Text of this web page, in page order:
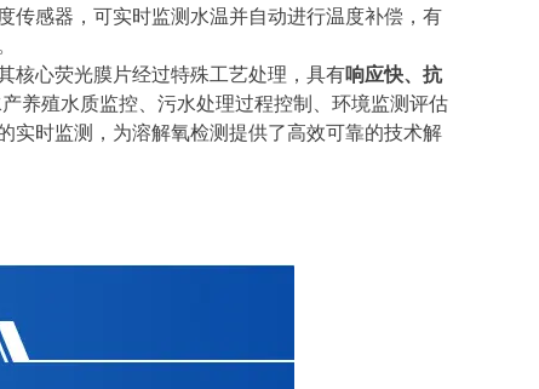
传感器，可实时监测水温并自动进行温度补偿，有
。
核心荧光膜片经过特殊工艺处理，具有响应快、抗
养殖水质监控、污水处理过程控制、环境监测评估
实时监测，为溶解氧检测提供了高效可靠的技术解